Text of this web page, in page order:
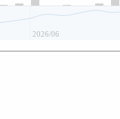
2026/06